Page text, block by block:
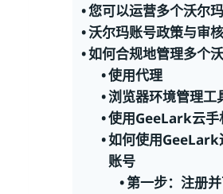
您可以运营多个沃尔
沃尔玛账号政策与审核
如何合规地管理多个
使用代理
浏览器环境管理工
使用GeeLark云手
如何使用GeeLark
账号
第一步：注册